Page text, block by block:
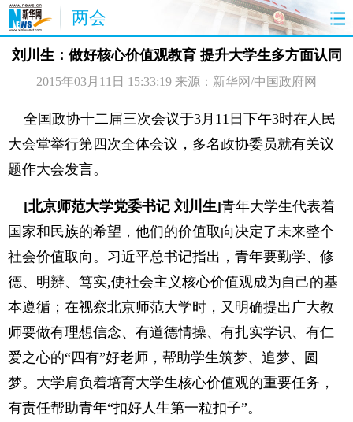
两会
首页 聚焦 最新报道 两会公告
视频 特稿 授权发布 直播
访谈 炫数据 图片 思客
刘川生：做好核心价值观教育 提升大学生多方面认同
2015年03月11日 15:33:19 来源：新华网/中国政府网
全国政协十二届三次会议于3月11日下午3时在人民
大会堂举行第四次全体会议，多名政协委员就有关议
题作大会发言。
[北京师范大学党委书记 刘川生]青年大学生代表着
国家和民族的希望，他们的价值取向决定了未来整个
社会价值取向。习近平总书记指出，青年要勤学、修
德、明辨、笃实,使社会主义核心价值观成为自己的基
本遵循；在视察北京师范大学时，又明确提出广大教
师要做有理想信念、有道德情操、有扎实学识、有仁
爱之心的“四有”好老师，帮助学生筑梦、追梦、圆
梦。大学肩负着培育大学生核心价值观的重要任务，
有责任帮助青年“扣好人生第一粒扣子”。